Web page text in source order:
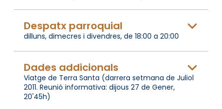
Despatx parroquial
dilluns, dimecres i divendres, de 18:00 a 20:00
Dades addicionals
Viatge de Terra Santa (darrera setmana de Juliol
2011. Reunió informativa: dijous 27 de Gener,
20'45h)